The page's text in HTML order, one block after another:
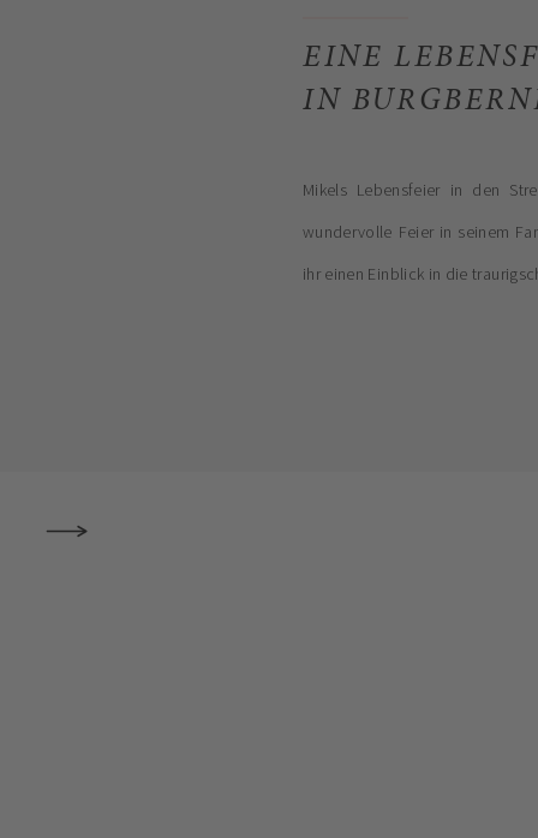
Mikels Lebensfeier in den
wundervolle Feier in seinem
ihr einen Einblick in die
EINE
IN